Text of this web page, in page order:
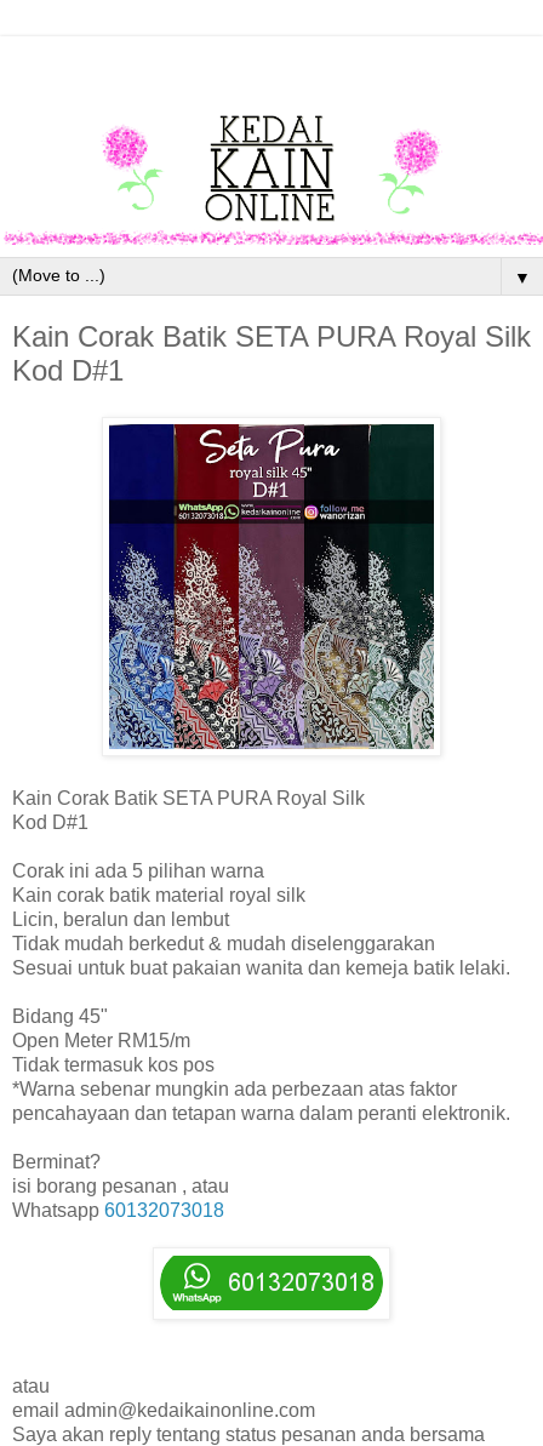
▼
Kain Corak Batik SETA PURA Royal Silk
Kod D#1
Kain Corak Batik SETA PURA Royal Silk
Kod D#1
Corak ini ada 5 pilihan warna
Kain corak batik material royal silk
Licin, beralun dan lembut
Tidak mudah berkedut & mudah diselenggarakan
Sesuai untuk buat pakaian wanita dan kemeja batik lelaki.
Bidang 45"
Open Meter RM15/m
Tidak termasuk kos pos
*Warna sebenar mungkin ada perbezaan atas faktor
pencahayaan dan tetapan warna dalam peranti elektronik.
Berminat?
isi borang pesanan , atau
Whatsapp 60132073018
atau
email admin@kedaikainonline.com
Saya akan reply tentang status pesanan anda bersama